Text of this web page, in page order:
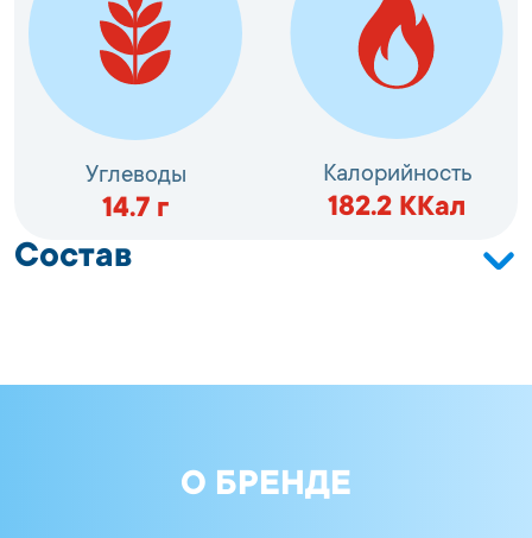
Углеводы
14.7 г
Калорийность
182.2 ККал
Состав
вкуса и аромата глутамат натрия, ароматизатор
О БРЕНДЕ